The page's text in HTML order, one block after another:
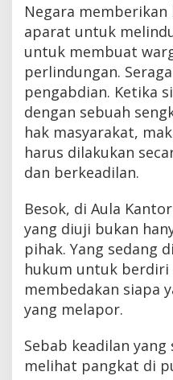
Negara memberikan
aparat untuk
untuk membuat
perlindungan.
pengabdian. Ketika
dengan sebuah
hak masyarakat,
harus dilakukan
dan berkeadilan.
Besok, di Aula
yang diuji bukan
pihak. Yang sedang
hukum untuk berdiri
membedakan siapa
yang melapor.
Sebab keadilan
melihat pangkat di